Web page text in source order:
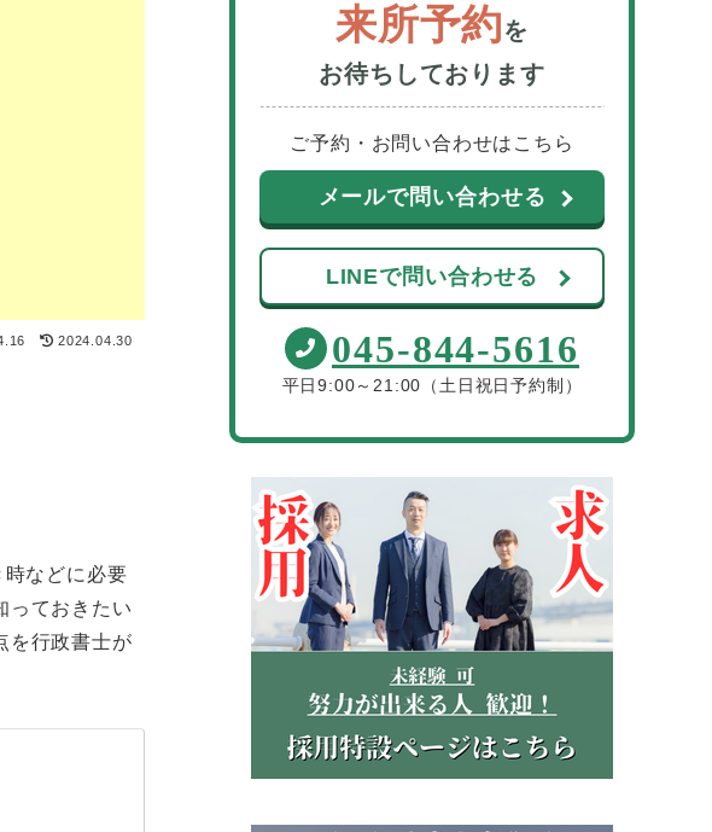
2024.04.30
などに必要
っておきたい
を行政書士が
来所予約を
お待ちしております
ご予約・お問い合わせはこちら
メールで問い合わせる
LINEで問い合わせる
045-844-5616
平日9:00～21:00（土日祝日予約制）